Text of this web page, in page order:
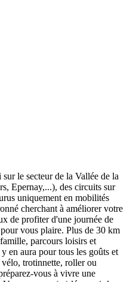
le secteur de la Vallée de la
Epernay,...), des circuits sur
uniquement en mobilités
cherchant à améliorer votre
de profiter d'une journée de
vous plaire. Plus de 30 km
parcours loisirs et
en aura pour tous les goûts et
trotinnette, roller ou
vous à vivre une